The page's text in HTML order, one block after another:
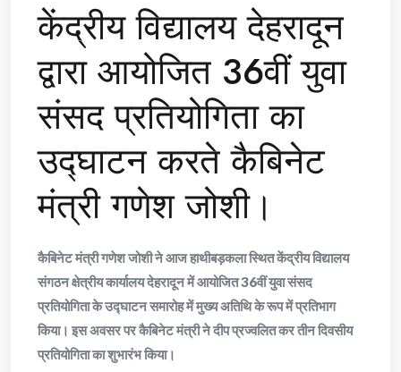
केंद्रीय विद्यालय देहरादून
द्वारा आयोजित 36वीं युवा
संसद प्रतियोगिता का
उद्घाटन करते कैबिनेट
मंत्री गणेश जोशी।
कैबिनेट मंत्री गणेश जोशी ने आज हाथीबड़कला स्थित केंद्रीय विद्यालय
संगठन क्षेत्रीय कार्यालय देहरादून में आयोजित 36वीं युवा संसद
प्रतियोगिता के उद्घाटन समारोह में मुख्य अतिथि के रूप में प्रतिभाग
किया। इस अवसर पर कैबिनेट मंत्री ने दीप प्रज्वलित कर तीन दिवसीय
प्रतियोगिता का शुभारंभ किया।